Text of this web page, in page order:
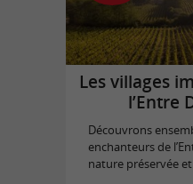
Les villages
l’Entre
Découvrons
enchanteurs de
nature préservée